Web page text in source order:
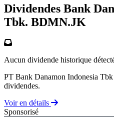
Dividendes Bank
Tbk. BDMN.JK
Aucun dividende historique
PT Bank Danamon Indonesia
dividendes.
Voir en détails
Sponsorisé